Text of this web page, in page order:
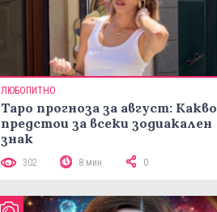
ЛЮБОПИТНО
Таро прогноза за август: Какво
предстои за всеки зодиакален
знак
302 8 мин 0